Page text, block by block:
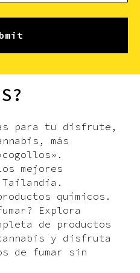
para tu disfrute,
más
mejores
químicos.
Explora
de productos
y disfruta
de fumar sin